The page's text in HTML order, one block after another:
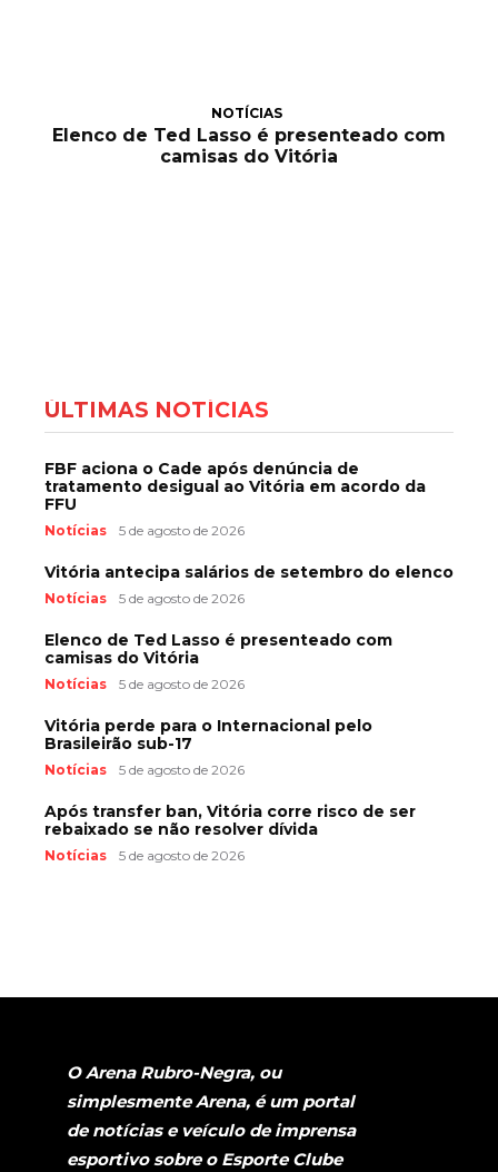
NOTÍCIAS
Elenco de Ted Lasso é presenteado com
camisas do Vitória
ÚLTIMAS NOTÍCIAS
FBF aciona o Cade após denúncia de
tratamento desigual ao Vitória em acordo da
FFU
Notícias 5 de agosto de 2026
Vitória antecipa salários de setembro do elenco
Notícias 5 de agosto de 2026
Elenco de Ted Lasso é presenteado com
camisas do Vitória
Notícias 5 de agosto de 2026
Vitória perde para o Internacional pelo
Brasileirão sub-17
Notícias 5 de agosto de 2026
Após transfer ban, Vitória corre risco de ser
rebaixado se não resolver dívida
Notícias 5 de agosto de 2026
O Arena Rubro-Negra, ou
simplesmente Arena, é um portal
de notícias e veículo de imprensa
esportivo sobre o Esporte Clube